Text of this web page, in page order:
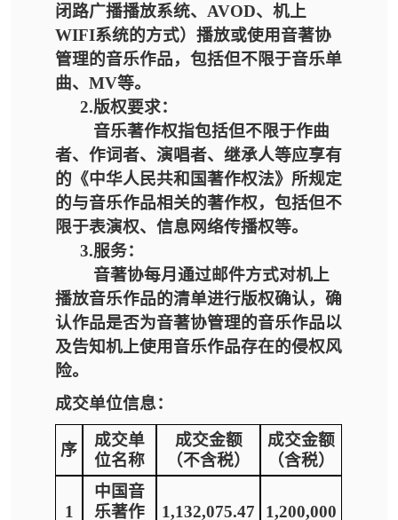
闭路广播播放系统、 AVOD、机上
WIFI系统的方式）播放或使用音著协
管理的音乐作品，包括但不限于音乐单
曲、MV等。
2.版权要求：
音乐著作权指包括但不限于作曲
者、作词者、演唱者、继承人等应享有
的《中华人民共和国著作权法》所规定
的与音乐作品相关的著作权，包括但不
限于表演权、信息网络传播权等。
3.服务：
音著协每月通过邮件方式对机上
播放音乐作品的清单进行版权确认，确
认作品是否为音著协管理的音乐作品以
及告知机上使用音乐作品存在的侵权风
险。
成交单位信息：
序
成交单
位名称
成交金额
（不含税）
成交金额
（含税）
1
中国音
乐著作
1,132,075.47 1,200,000